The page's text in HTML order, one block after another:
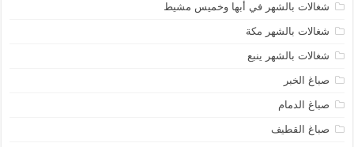
شغالات بالشهر في أبها وخميس مشيط
شغالات بالشهر مكة
شغالات بالشهر ينبع
صباغ الخبر
صباغ الدمام
صباغ القطيف